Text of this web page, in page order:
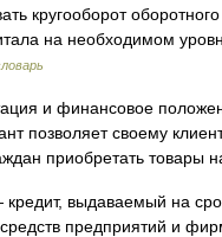
кругооборот
на необходимом
и финансовое
позволяет своему
приобретать
выдаваемый на
предприятий и